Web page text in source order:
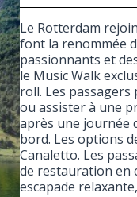
Le Rotterdam
font la renommée
passionnants et
le Music Walk
roll. Les
ou assister à une
après une journée
bord. Les options
Canaletto. Les
de restauration en
escapade